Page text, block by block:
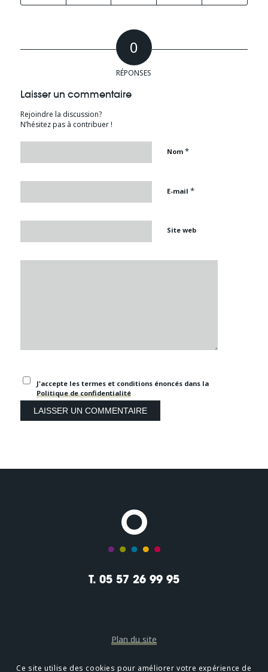
0
RÉPONSES
Laisser un commentaire
Rejoindre la discussion?
N’hésitez pas à contribuer !
Nom *
E-mail *
Site web
J'accepte les termes et conditions énoncés dans la
Politique de confidentialité
T. 05 57 26 99 95
Plan du site
Mentions légales
Ce site utilise des cookies pour améliorer votre expérience de